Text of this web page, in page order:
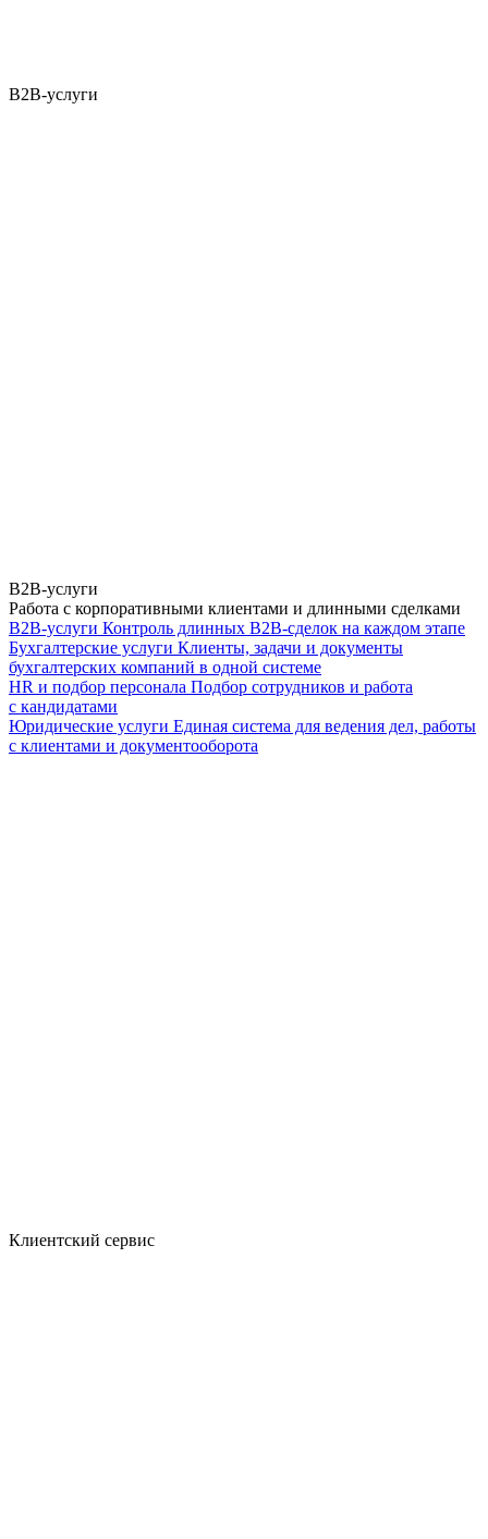
B2B-услуги
B2B-услуги
Работа с корпоративными клиентами и длинными сделками
B2B-услуги Контроль длинных B2B-сделок на каждом этапе
Бухгалтерские услуги Клиенты, задачи и документы
бухгалтерских компаний в одной системе
HR и подбор персонала Подбор сотрудников и работа
с кандидатами
Юридические услуги Единая система для ведения дел, работы
с клиентами и документооборота
Клиентский сервис